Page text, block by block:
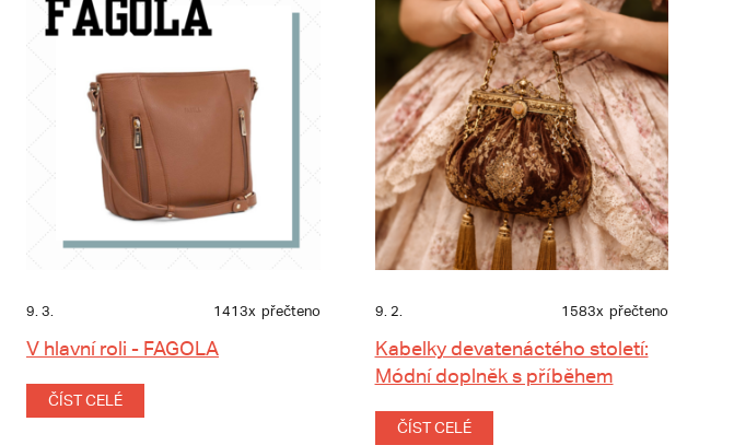
9. 3. 1413x přečteno
V hlavní roli - FAGOLA
ČÍST CELÉ
9. 2. 1583x přečteno
Kabelky devatenáctého století:
Módní doplněk s příběhem
ČÍST CELÉ